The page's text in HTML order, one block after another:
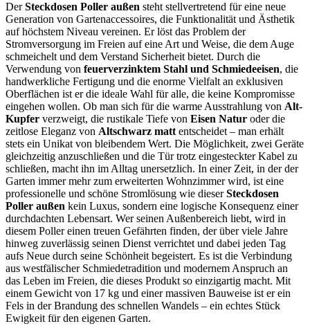
DerSteckdosen Poller außen steht stellvertretend für eine neue
Generation von Gartenaccessoires, die Funktionalität und Ästhetik
auf höchstem Niveau vereinen. Er löst das Problem der
Stromversorgung im Freien auf eine Art und Weise, die dem Auge
schmeichelt und dem Verstand Sicherheit bietet. Durch die
Verwendung von feuerverzinktem Stahl und Schmiedeeisen, die
handwerkliche Fertigung und die enorme Vielfalt an exklusiven
Oberflächen ist er die ideale Wahl für alle, die keine Kompromisse
eingehen wollen. Ob man sich für die warme Ausstrahlung von Alt-
Kupfer verzweigt, die rustikale Tiefe von Eisen Natur oder die
zeitlose Eleganz von Altschwarz matt entscheidet – man erhält
stets ein Unikat von bleibendem Wert. Die Möglichkeit, zwei Geräte
gleichzeitig anzuschließen und die Tür trotz eingesteckter Kabel zu
schließen, macht ihn im Alltag unersetzlich. In einer Zeit, in der der
Garten immer mehr zum erweiterten Wohnzimmer wird, ist eine
professionelle und schöne Stromlösung wie dieserSteckdosen
Poller außen kein Luxus, sondern eine logische Konsequenz einer
durchdachten Lebensart. Wer seinen Außenbereich liebt, wird in
diesem Poller einen treuen Gefährten finden, der über viele Jahre
hinweg zuverlässig seinen Dienst verrichtet und dabei jeden Tag
aufs Neue durch seine Schönheit begeistert. Es ist die Verbindung
aus westfälischer Schmiedetradition und modernem Anspruch an
das Leben im Freien, die dieses Produkt so einzigartig macht. Mit
einem Gewicht von 17 kg und einer massiven Bauweise ist er ein
Fels in der Brandung des schnellen Wandels – ein echtes Stück
Ewigkeit für den eigenen Garten.